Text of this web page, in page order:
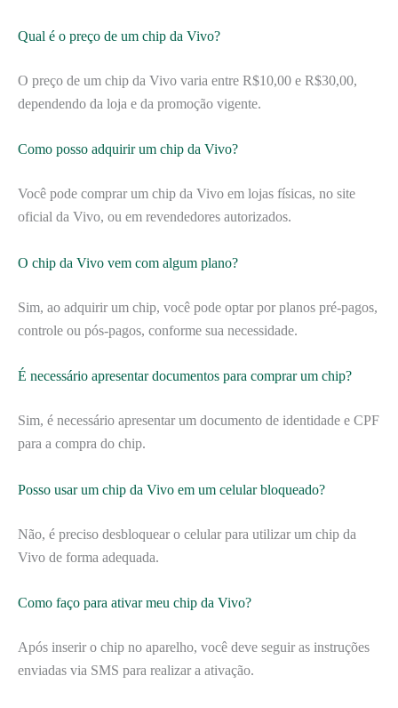
Qual é o preço de um chip da Vivo?
O preço de um chip da Vivo varia entre R$10,00 e R$30,00,
dependendo da loja e da promoção vigente.
Como posso adquirir um chip da Vivo?
Você pode comprar um chip da Vivo em lojas físicas, no site
oficial da Vivo, ou em revendedores autorizados.
O chip da Vivo vem com algum plano?
Sim, ao adquirir um chip, você pode optar por planos pré-pagos,
controle ou pós-pagos, conforme sua necessidade.
É necessário apresentar documentos para comprar um chip?
Sim, é necessário apresentar um documento de identidade e CPF
para a compra do chip.
Posso usar um chip da Vivo em um celular bloqueado?
Não, é preciso desbloquear o celular para utilizar um chip da
Vivo de forma adequada.
Como faço para ativar meu chip da Vivo?
Após inserir o chip no aparelho, você deve seguir as instruções
enviadas via SMS para realizar a ativação.